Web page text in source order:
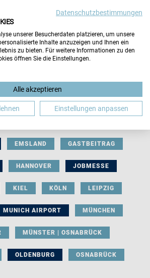
BEWERBUNG
EMSLAND GASTBEITRAG
HANNOVER JOBMESSE
KIEL KÖLN LEIPZIG
MUNICH AIRPORT MÜNCHEN
MÜNSTER | OSNABRÜCK
OLDENBURG OSNABRÜCK
Datenschutzbestimmungen
unserer Besucherdaten platzieren, um unsere
Inhalte anzuzeigen und Ihnen ein
zu bieten. Für weitere Informationen zu den
öffnen Sie die Einstellungen.
Alle akzeptieren
Einstellungen anpassen